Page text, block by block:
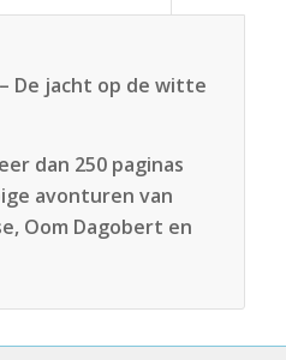
De jacht op de witte
dan 250 paginas
avonturen van
Oom Dagobert en